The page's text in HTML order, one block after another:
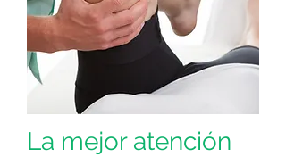
La mejor atención